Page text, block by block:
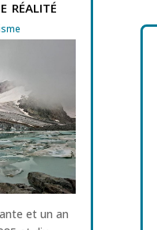
réalité
et un an